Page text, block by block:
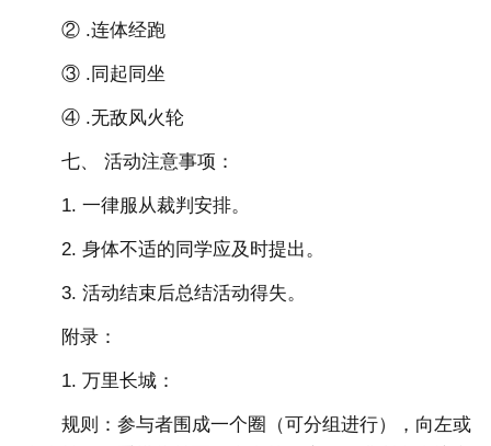
② .连体经跑
③ .同起同坐
④ .无敌风火轮
七、 活动注意事项：
1. 一律服从裁判安排。
2. 身体不适的同学应及时提出。
3. 活动结束后总结活动得失。
附录：
1. 万里长城：
规则：参与者围成一个圈（可分组进行），向左或